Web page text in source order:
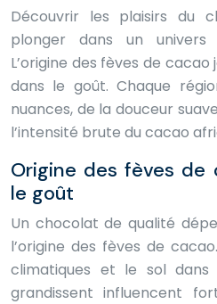
Découvrir les plaisirs du
plonger dans un univers
L’origine des fèves de
dans le goût. Chaque
nuances, de la douceur
l’intensité brute du cacao
Origine des fèves de
le goût
Un chocolat de qualité
l’origine des fèves de
climatiques et le sol dans
grandissent influencent